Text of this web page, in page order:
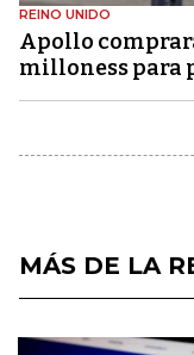
REINO UNIDO
Apollo
milloness para
MÁS DE LA